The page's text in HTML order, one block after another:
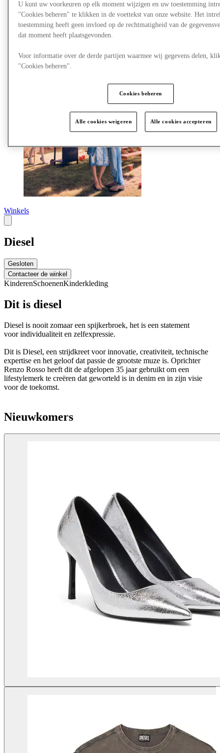
Wat is er aan
Eet & Drink
Cadeaubonnen
Diensten
Bestemmingsgids
Meer
Winkels
Diesel
Gesloten
Contacteer de winkel
KinderenSchoenenKinderkleding
Dit is diesel
Diesel is nooit zomaar een spijkerbroek, het is een statement
voor individualiteit en zelfexpressie.
Dit is Diesel, een strijdkreet voor innovatie, creativiteit, technische
expertise en het geloof dat passie de grootste muze is. Oprichter
Renzo Rosso heeft dit de afgelopen 35 jaar gebruikt om een
lifestylemerk te creëren dat geworteld is in denim en in zijn visie
voor de toekomst.
Nieuwkomers
U kunt uw voorkeuren op elk moment wijzigen en uw toestemming
"Cookies beheren" te klikken in de voettekst van onze website. Het
toestemming heeft geen invloed op de rechtmatigheid van de
dat moment heeft plaatsgevonden.
Voor informatie over de derde partijen waarmee wij gegevens delen,
"Cookies beheren".
Cookies beheren
Alle cookies weigeren Alle cookies accepteren